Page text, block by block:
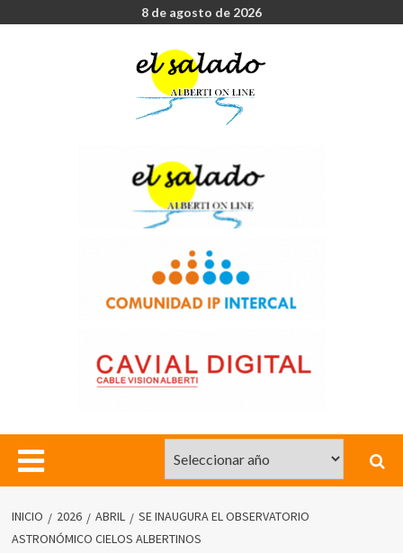
8 de agosto de 2026
INICIO 2026 ABRIL
SE INAUGURA EL OBSERVATORIO
ASTRONÓMICO CIELOS ALBERTINOS